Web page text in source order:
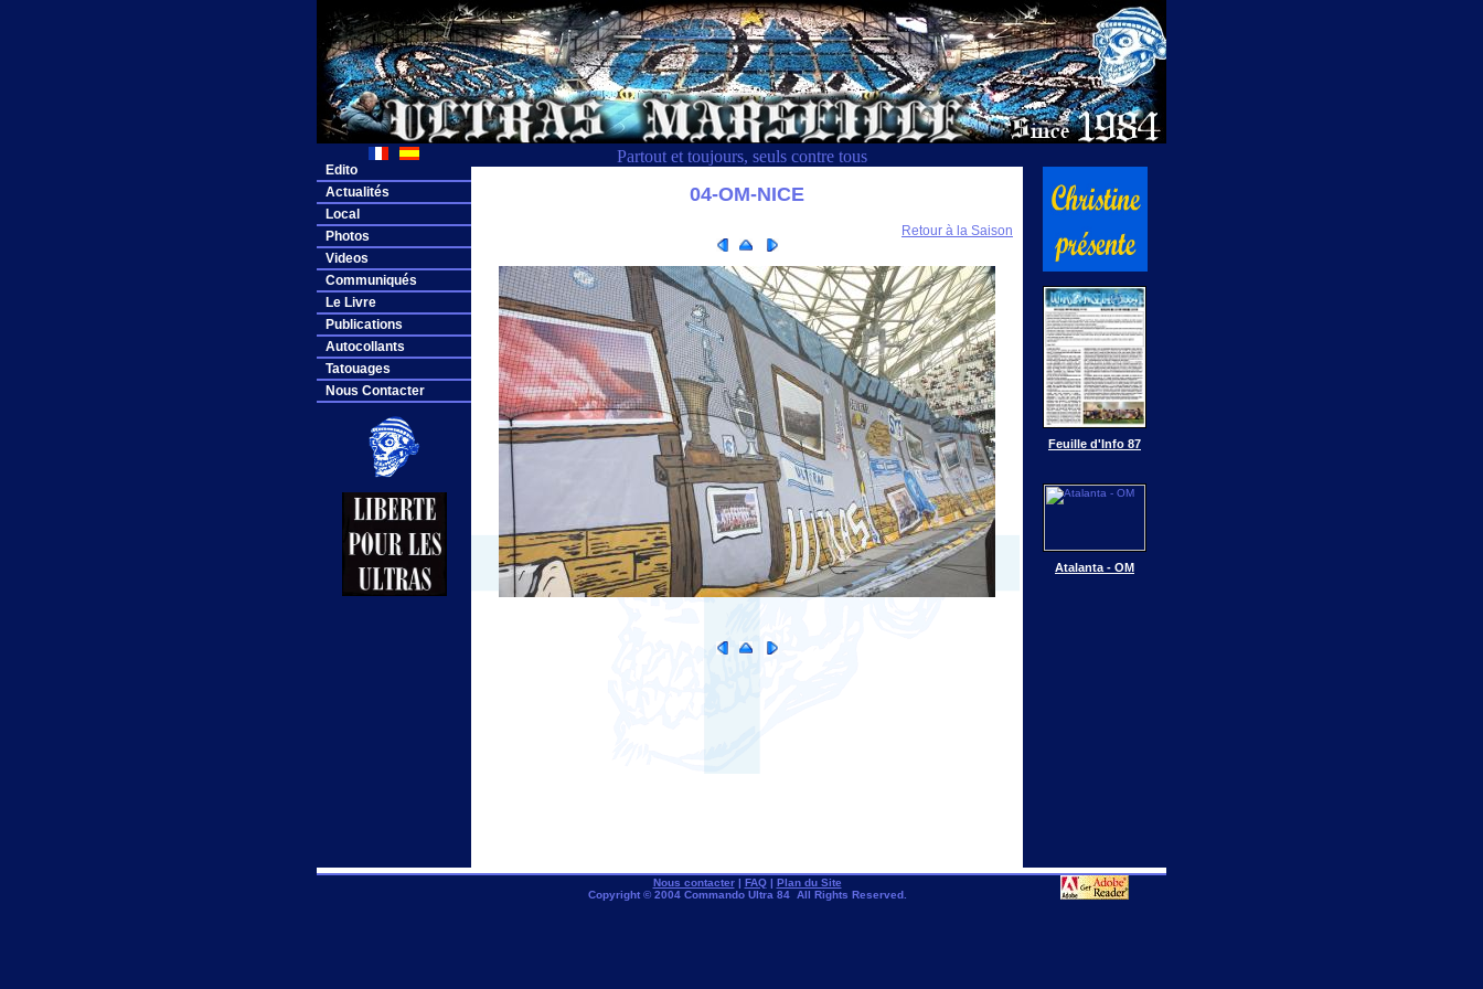
Partout et toujours, seuls contre tous
Edito
Actualités
Local
Photos
Videos
Communiqués
Le Livre
Publications
Autocollants
Tatouages
Nous Contacter
04-OM-NICE
Retour à la Saison
Feuille d'Info 87
Atalanta - OM
Nous contacter| FAQ| Plan du Site
Copyright © 2004 Commando Ultra 84 All Rights Reserved.